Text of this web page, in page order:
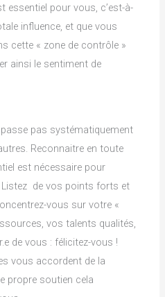
essentiel pour vous, c’est-à-
influence, et que vous
cette « zone de contrôle »
ainsi le sentiment de
pas systématiquement
Reconnaitre en toute
est nécessaire pour
de vos points forts et
vous sur votre «
vos talents qualités,
de vous : félicitez-vous !
vous accordent de la
propre soutien cela